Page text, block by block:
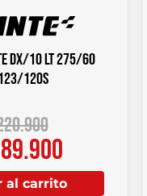
DX/10 LT 275/60
120S
al carrito